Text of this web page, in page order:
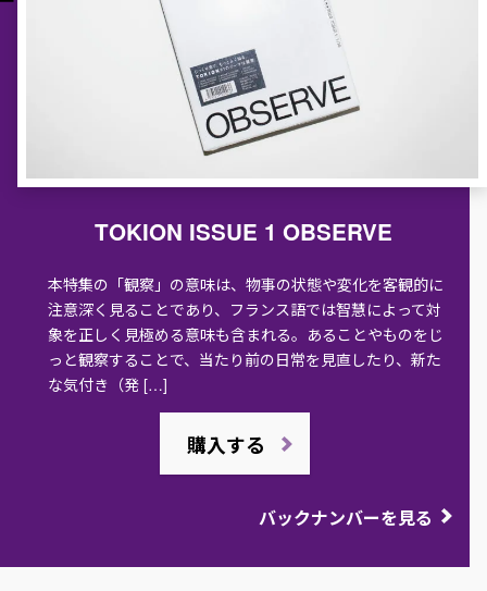
TOKION ISSUE 1 OBSERVE
本特集の「観察」の意味は、物事の状態や変化を客観的に
注意深く見ることであり、フランス語では智慧によって対
象を正しく見極める意味も含まれる。あることやものをじ
っと観察することで、当たり前の日常を見直したり、新た
な気付き（発 […]
購入する
バックナンバーを見る